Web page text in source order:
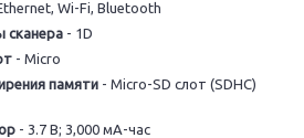
Wi-Fi, Bluetooth
сканера - 1D
- Micro
памяти - Micro-SD слот (SDHC)
- 3.7 В; 3,000 мА-час